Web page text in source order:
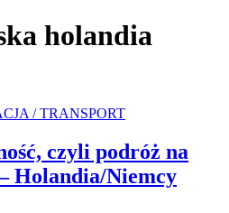
holandia
/ TRANSPORT
czyli podróż na
Holandia/Niemcy